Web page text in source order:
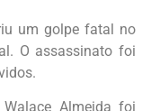
um golpe fatal no
O assassinato foi
Almeida foi